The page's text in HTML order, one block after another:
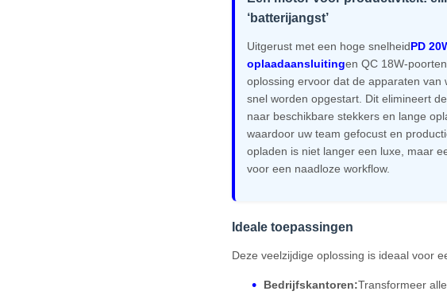
‘batterijangst’
Uitgerust met een hoge snelheidPD
oplaadaansluitingen QC 18W-
oplossing ervoor dat de apparaten van
snel worden opgestart. Dit elimineert
naar beschikbare stekkers en lange
waardoor uw team gefocust en
opladen is niet langer een luxe, maar
voor een naadloze workflow.
Ideale toepassingen
Deze veelzijdige oplossing is ideaal voor
Bedrijfskantoren:Transformeer